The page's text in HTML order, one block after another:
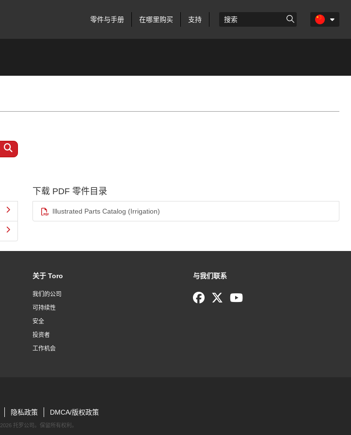
零件与手册 在哪里购买 支持
下载 PDF 零件目录
Illustrated Parts Catalog (Irrigation)
关于 Toro
我们的公司
可持续性
安全
投资者
工作机会
与我们联系
隐私政策 DMCA/版权政策
2026 托罗公司。保留所有权利。